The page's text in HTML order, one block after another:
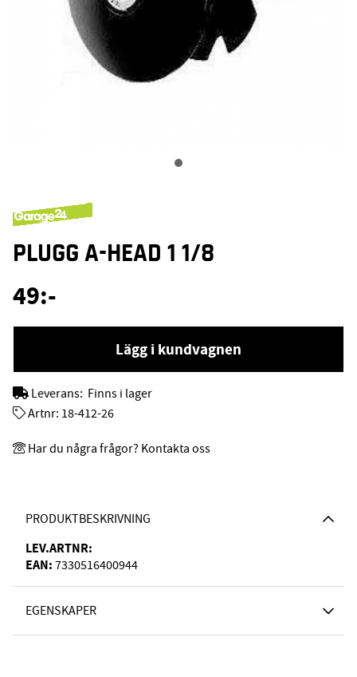
PRODUKTBESKRIVNING
LEV.ARTNR:
EAN: 7330516400944
EGENSKAPER
PLUGG A-HEAD 1 1/8
49:-
Lägg i kundvagnen
Leverans: Finns i lager
Artnr: 18-412-26
Har du några frågor? Kontakta oss